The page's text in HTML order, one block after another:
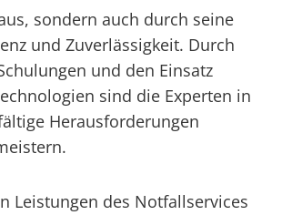
sondern auch durch seine
und Zuverlässigkeit. Durch
und den Einsatz
sind die Experten in
Herausforderungen
Leistungen des Notfallservices